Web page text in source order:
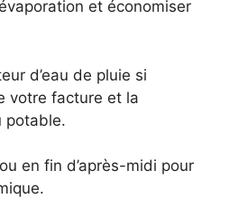
et économiser
d’eau de pluie si
votre facture et la
potable.
en fin d’après-midi pour